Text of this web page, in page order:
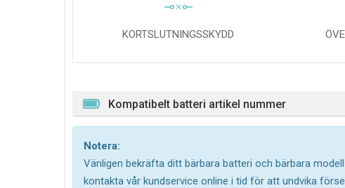
KORTSLUTNINGSSKYDD
Kompatibelt batteri artikel nummer
Notera:
Vänligen bekräfta ditt bärbara batteri och bärbara
kontakta vår kundservice online i tid för att undvika